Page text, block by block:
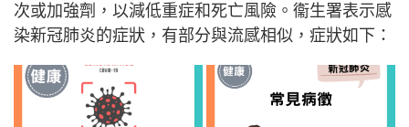
次或加強劑，以減低重症和死亡風險。衞生署表示感
染新冠肺炎的症狀，有部分與流感相似，症狀如下：